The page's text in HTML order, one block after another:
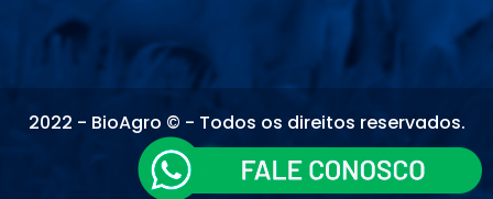
2022 - BioAgro © - Todos os direitos reservados.